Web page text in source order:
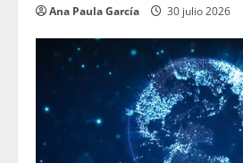
Ana Paula García 30 julio 2026